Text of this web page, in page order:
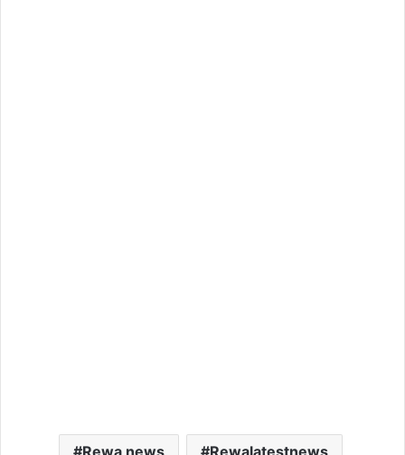
Rewa news Rewalatestnews